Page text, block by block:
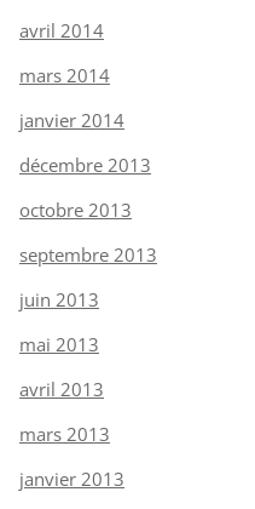
avril 2014
mars 2014
janvier 2014
décembre 2013
octobre 2013
septembre 2013
juin 2013
mai 2013
avril 2013
mars 2013
janvier 2013